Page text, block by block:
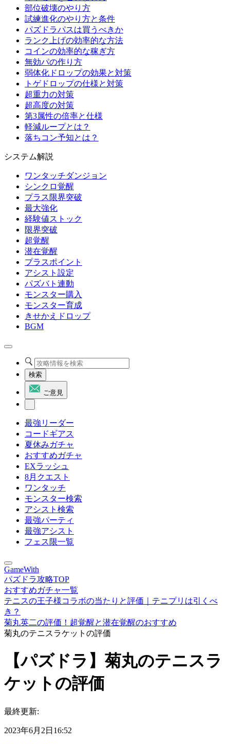
部位破壊のやり方
試練進化のやり方と条件
パズドラパスは買うべきか
ランク上げの効率的な方法
コインの効率的な稼ぎ方
無効パの作り方
弱体化ドロップの効果と対策
トゲドロップの仕様と対策
超重力の対策
超高度の対策
第3属性の倍率と仕様
軽減ループとは？
落ちコン予知とは？
システム解説
ワンタッチダンジョン
シンクロ覚醒
プラス限界突破
最大強化
経験値ストック
限界突破
超覚醒
潜在覚醒
プラスポイント
アシスト設定
パズバト連動
モンスター購入
モンスター育成
きせかえドロップ
BGM
検索
ご意見
最強リーダー
コードギアス
夏休みガチャ
おすすめガチャ
EXラッシュ
8月クエスト
ワンタッチ
モンスター検索
アシスト検索
最強パーティ
最強アシスト
フェス限一覧
GameWith
パズドラ攻略TOP
おすすめガチャ一覧
テニスの王子様コラボの当たりと評価｜テニプリは引くべ
き？
菊丸英二の評価！超覚醒と潜在覚醒のおすすめ
菊丸のテニスラケットの評価
【パズドラ】菊丸のテニスラ
ケットの評価
最終更新:
2023年6月2日16:52